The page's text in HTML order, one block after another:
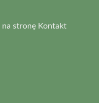
na stronę Kontakt